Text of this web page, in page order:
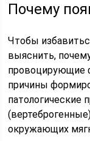
Почему
Чтобы
выяснить,
провоцирующие
причины
патологические
окружающих